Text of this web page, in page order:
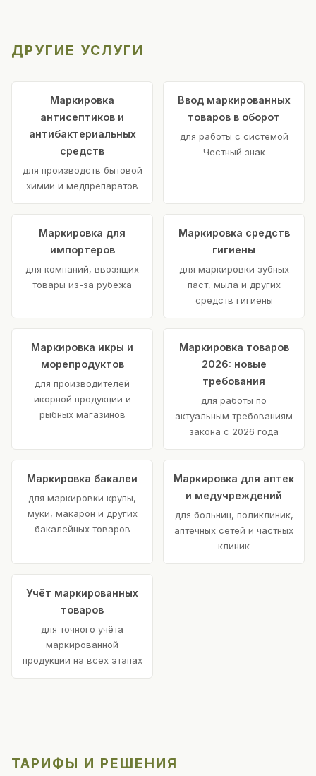
ДРУГИЕ УСЛУГИ
Маркировка
антисептиков и
антибактериальных
средств
для производств бытовой
химии и медпрепаратов
Ввод маркированных
товаров в оборот
для работы с системой
Честный знак
Маркировка для
импортеров
для компаний, ввозящих
товары из-за рубежа
Маркировка средств
гигиены
для маркировки зубных
паст, мыла и других
средств гигиены
Маркировка икры и
морепродуктов
для производителей
икорной продукции и
рыбных магазинов
Маркировка товаров
2026: новые
требования
для работы по
актуальным требованиям
закона с 2026 года
Маркировка бакалеи
для маркировки крупы,
муки, макарон и других
бакалейных товаров
Маркировка для аптек
и медучреждений
для больниц, поликлиник,
аптечных сетей и частных
клиник
Учёт маркированных
товаров
для точного учёта
маркированной
продукции на всех этапах
ТАРИФЫ И РЕШЕНИЯ